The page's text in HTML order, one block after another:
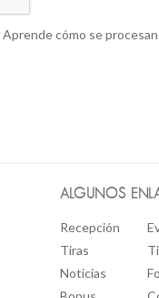
Aprende cómo se
ALGUNOS
Recepción
Tiras
Noticias